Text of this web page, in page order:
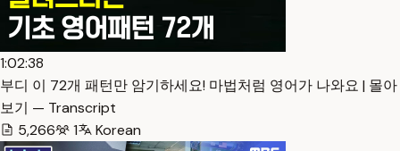
1:02:38
부디 이 72개 패턴만 암기하세요! 마법처럼 영어가 나와요 | 몰아
보기 — Transcript
5,266
1 Korean